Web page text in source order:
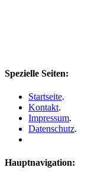
Spezielle Seiten:
Startseite.
Kontakt.
Impressum.
Datenschutz.
Hauptnavigation: